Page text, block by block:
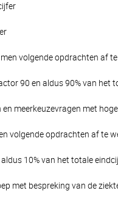
volgende opdrachten af
90 en aldus 90% van het
meerkeuzevragen met
volgende opdrachten af te
10% van het totale
met bespreking van de